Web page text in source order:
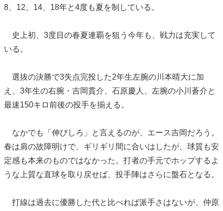
8、12、14、18年と4度も夏を制している。
史上初、3度目の春夏連覇を狙う今年も、戦力は充実して
いる。
選抜の決勝で3失点完投した2年生左腕の川本晴大に加
え、3年生の右腕・吉岡貫介、石原慶人、左腕の小川蒼介と
最速150キロ前後の投手を揃える。
なかでも「伸びしろ」と言えるのが、エース吉岡だろう。
春は肩の故障明けで、ギリギリ間に合いはしたが、球質も安
定感も本来のものではなかった。打者の手元でホップするよ
うな上質な直球を取り戻せば、投手陣はさらに盤石となる。
打線は過去に優勝した代と比べれば派手さはないが、仲原